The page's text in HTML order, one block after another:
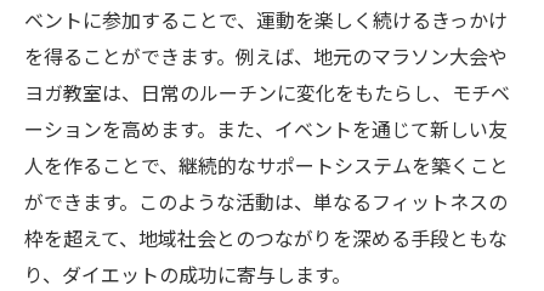
ベントに参加することで、運動を楽しく続けるきっかけ
を得ることができます。例えば、地元のマラソン大会や
ヨガ教室は、日常のルーチンに変化をもたらし、モチベ
ーションを高めます。また、イベントを通じて新しい友
人を作ることで、継続的なサポートシステムを築くこと
ができます。このような活動は、単なるフィットネスの
枠を超えて、地域社会とのつながりを深める手段ともな
り、ダイエットの成功に寄与します。